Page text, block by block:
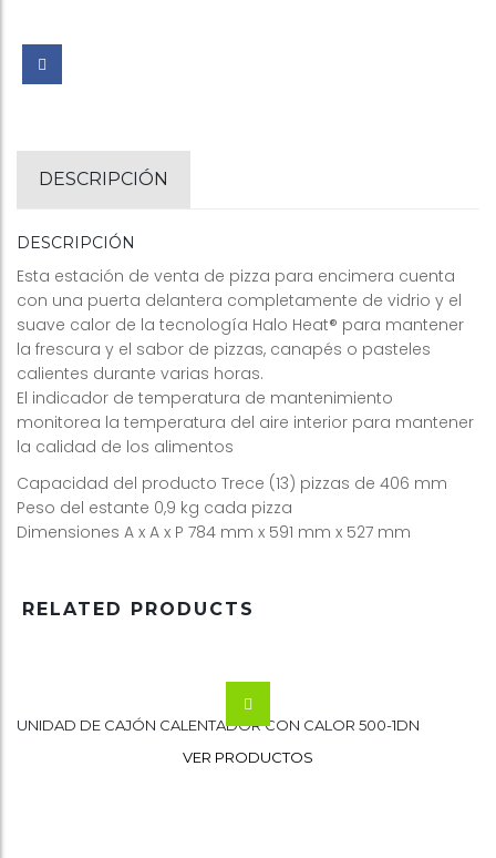
DESCRIPCIÓN
DESCRIPCIÓN
Esta estación de venta de pizza para encimera cuenta
con una puerta delantera completamente de vidrio y el
suave calor de la tecnología Halo Heat® para mantener
la frescura y el sabor de pizzas, canapés o pasteles
calientes durante varias horas.
El indicador de temperatura de mantenimiento
monitorea la temperatura del aire interior para mantener
la calidad de los alimentos
Capacidad del producto Trece (13) pizzas de 406 mm
Peso del estante 0,9 kg cada pizza
Dimensiones A x A x P 784 mm x 591 mm x 527 mm
RELATED PRODUCTS
Wishlist
VER PRODUCTOS
UNIDAD DE CAJÓN CALENTADOR CON CALOR 500-1DN